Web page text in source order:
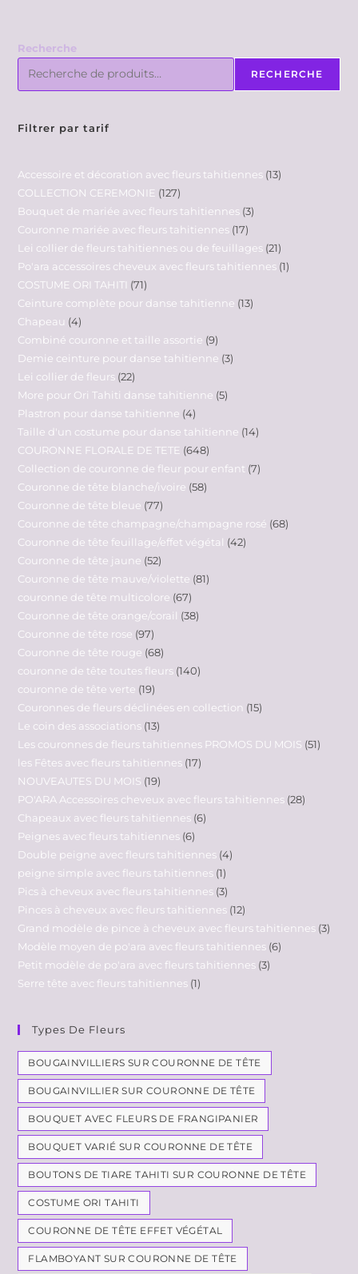
Recherche
RECHERCHE
Filtrer par tarif
Accessoire et décoration avec fleurs tahitiennes 13
COLLECTION CEREMONIE 127
Bouquet de mariée avec fleurs tahitiennes 3
Couronne mariée avec fleurs tahitiennes 17
Lei collier de fleurs tahitiennes ou de feuillages 21
Po'ara accessoires cheveux avec fleurs tahitiennes 1
COSTUME ORI TAHITI
71
Ceinture complète pour danse tahitienne 13
Chapeau 4
Combiné couronne et taille assortie 9
Demie ceinture pour danse tahitienne 3
Lei collier de fleurs 22
More pour Ori Tahiti danse tahitienne 5
Plastron pour danse tahitienne 4
Taille d'un costume pour danse tahitienne 14
COURONNE FLORALE DE TETE 648
Collection de couronne de fleur pour enfant 7
Couronne de tête blanche/ivoire 58
Couronne de tête bleue 77
Couronne de tête champagne/champagne rosé 68
Couronne de tête feuillage/effet végétal 42
Couronne de tête jaune 52
Couronne de tête mauve/violette 81
couronne de tête multicolore 67
Couronne de tête orange/corail 38
Couronne de tête rose 97
Couronne de tête rouge 68
couronne de tête toutes fleurs 140
couronne de tête verte 19
Couronnes de fleurs déclinées en collection 15
Le coin des associations 13
Les couronnes de fleurs tahitiennes PROMOS DU MOIS 51
les Fêtes avec fleurs tahitiennes 17
NOUVEAUTES DU MOIS 19
PO'ARA Accessoires cheveux avec fleurs tahitiennes 28
Chapeaux avec fleurs tahitiennes 6
Peignes avec fleurs tahitiennes 6
Double peigne avec fleurs tahitiennes 4
peigne simple avec fleurs tahitiennes 1
Pics à cheveux avec fleurs tahitiennes 3
Pinces à cheveux avec fleurs tahitiennes 12
Grand modèle de pince à cheveux avec fleurs tahitiennes 3
Modèle moyen de po'ara avec fleurs tahitiennes 6
Petit modèle de po'ara avec fleurs tahitiennes 3
Serre tête avec fleurs tahitiennes 1
Types De Fleurs
BOUGAINVILLIERS SUR COURONNE DE TÊTE
BOUGAINVILLIER SUR COURONNE DE TÊTE
BOUQUET AVEC FLEURS DE FRANGIPANIER
BOUQUET VARIÉ SUR COURONNE DE TÊTE
BOUTONS DE TIARE TAHITI SUR COURONNE DE TÊTE
COSTUME ORI TAHITI
COURONNE DE TÊTE EFFET VÉGÉTAL
FLAMBOYANT SUR COURONNE DE TÊTE